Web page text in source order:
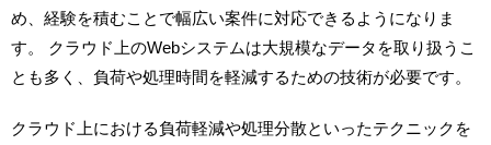
め、経験を積むことで幅広い案件に対応できるようになりま
す。 クラウド上のWebシステムは大規模なデータを取り扱うこ
とも多く、負荷や処理時間を軽減するための技術が必要です。
クラウド上における負荷軽減や処理分散といったテクニックを